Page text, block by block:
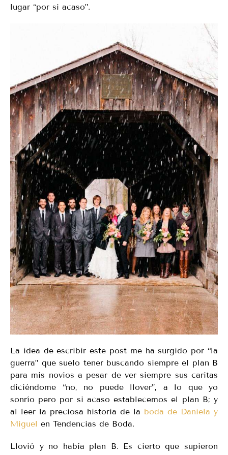
lugar “por si acaso”.
La idea de escribir este post me ha surgido por “la
guerra” que suelo tener buscando siempre el plan B
para mis novios a pesar de ver siempre sus caritas
diciéndome “no, no puede llover”, a lo que yo
sonrío pero por si acaso establecemos el plan B; y
al leer la preciosa historia de la boda de Daniela y
Miguel en Tendencias de Boda.
Llovió y no había plan B. Es cierto que supieron